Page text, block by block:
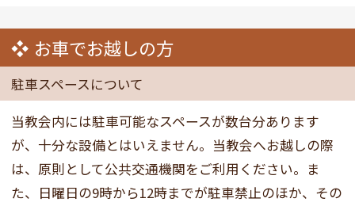
お車でお越しの方
駐車スペースについて
当教会内には駐車可能なスペースが数台分あります
が、十分な設備とはいえません。当教会へお越しの際
は、原則として公共交通機関をご利用ください。ま
た、日曜日の9時から12時までが駐車禁止のほか、その